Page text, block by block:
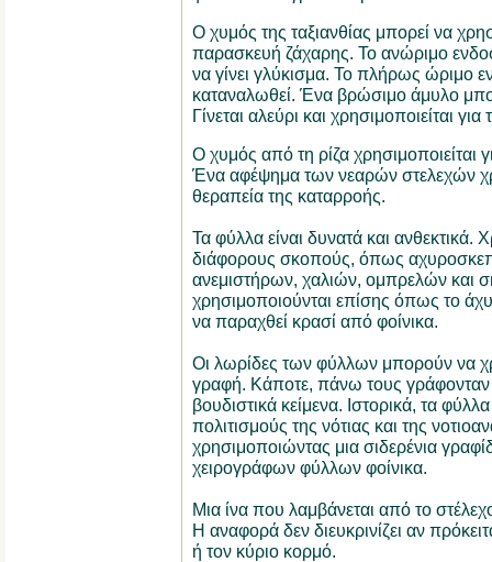
Ο χυμός της ταξιανθίας μπορεί να
παρασκευή ζάχαρης. Το ανώριμο
να γίνει γλύκισμα. Το πλήρως ώριμο
καταναλωθεί. Ένα βρώσιμο άμυλο
Γίνεται αλεύρι και χρησιμοποιείται
Ο χυμός από τη ρίζα χρησιμοποιείται
Ένα αφέψημα των νεαρών στελεχών
θεραπεία της καταρροής.
Τα φύλλα είναι δυνατά και ανθεκτικά.
διάφορους σκοπούς, όπως
ανεμιστήρων, χαλιών, ομπρελών και
χρησιμοποιούνται επίσης όπως το
να παραχθεί κρασί από φοίνικα.
Οι λωρίδες των φύλλων μπορούν να
γραφή. Κάποτε, πάνω τους γράφονταν
βουδιστικά κείμενα. Ιστορικά, τα
πολιτισμούς της νότιας και της
χρησιμοποιώντας μια σιδερένια
χειρογράφων φύλλων φοίνικα.
Μια ίνα που λαμβάνεται από το
Η αναφορά δεν διευκρινίζει αν
ή τον κύριο κορμό.